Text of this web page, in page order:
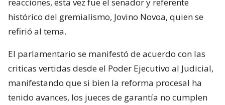
histórico del gremialismo, Jovino Novoa, quien se
refirió al tema.
El parlamentario se manifestó de acuerdo con las
criticas vertidas desde el Poder Ejecutivo al Judicial,
manifestando que si bien la reforma procesal ha
tenido avances, los jueces de garantía no cumplen